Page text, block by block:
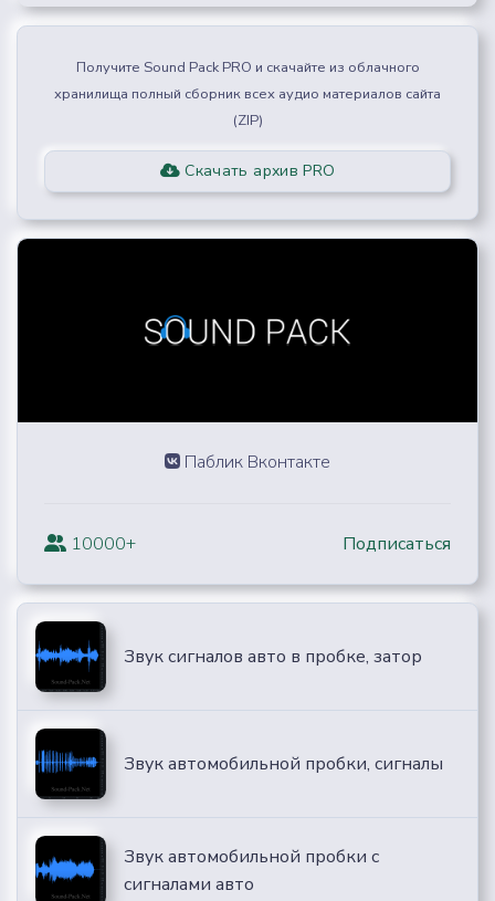
Получите Sound Pack PRO и скачайте из облачного
хранилища полный сборник всех аудио материалов сайта
(ZIP)
Скачать архив PRO
Паблик Вконтакте
10000+ Подписаться
Звук сигналов авто в пробке, затор
Звук автомобильной пробки, сигналы
Звук автомобильной пробки с
сигналами авто